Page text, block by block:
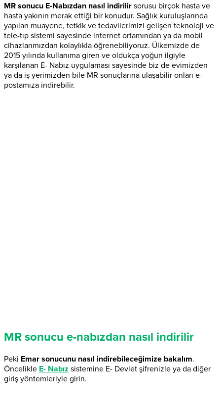
MR sonucu E-Nabızdan nasıl indirilir sorusu birçok hasta ve
hasta yakının merak ettiği bir konudur. Sağlık kuruluşlarında
yapılan muayene, tetkik ve tedavilerimizi gelişen teknoloji ve
tele-tıp sistemi sayesinde internet ortamından ya da mobil
cihazlarımızdan kolaylıkla öğrenebiliyoruz. Ülkemizde de
2015 yılında kullanıma giren ve oldukça yoğun ilgiyle
karşılanan E- Nabız uygulaması sayesinde biz de evimizden
ya da iş yerimizden bile MR sonuçlarına ulaşabilir onları e-
postamıza indirebilir.
MR sonucu e-nabızdan nasıl indirilir
Peki Emar sonucunu nasıl indirebileceğimize bakalım.
Öncelikle E- Nabız sistemine E- Devlet şifrenizle ya da diğer
giriş yöntemleriyle girin.